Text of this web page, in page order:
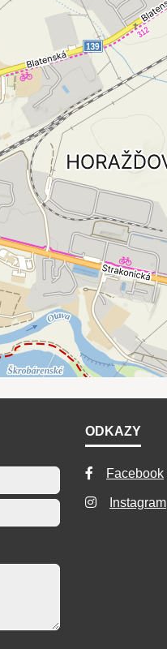
ODKAZY
Facebook
Instagram